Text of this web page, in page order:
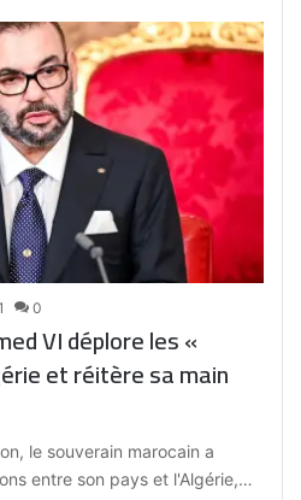
0
VI déplore les «
et réitère sa main
le souverain marocain a
entre son pays et l'Algérie,…